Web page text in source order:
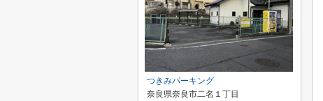
つきみパーキング
奈良県奈良市二名１丁目